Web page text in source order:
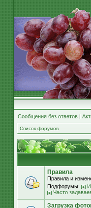
Сообщения без ответов |
Список форумов
Правила
Правила и
Подфорумы:
Часто
Загрузка